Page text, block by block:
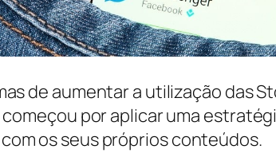
de aumentar a utilização das
por aplicar uma
os seus próprios conteúdos.